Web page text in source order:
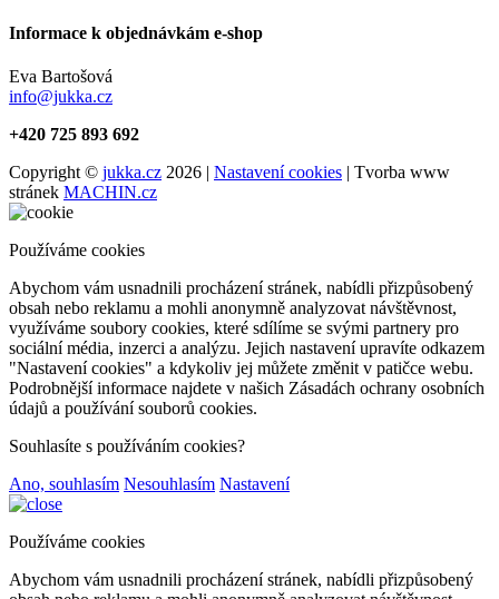
Informace k objednávkám e-shop
Eva Bartošová
info@jukka.cz
+420 725 893 692
Copyright © jukka.cz 2026 | Nastavení cookies | Tvorba www
stránek MACHIN.cz
Používáme cookies
Abychom vám usnadnili procházení stránek, nabídli přizpůsobený
obsah nebo reklamu a mohli anonymně analyzovat návštěvnost,
využíváme soubory cookies, které sdílíme se svými partnery pro
sociální média, inzerci a analýzu. Jejich nastavení upravíte odkazem
"Nastavení cookies" a kdykoliv jej můžete změnit v patičce webu.
Podrobnější informace najdete v našich Zásadách ochrany osobních
údajů a používání souborů cookies.
Souhlasíte s používáním cookies?
Ano, souhlasím Nesouhlasím Nastavení
Používáme cookies
Abychom vám usnadnili procházení stránek, nabídli přizpůsobený